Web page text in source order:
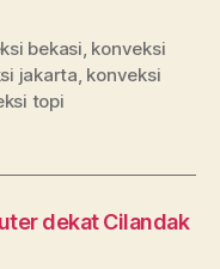
bekasi konveksi
jakarta konveksi
topi
dekat Cilandak